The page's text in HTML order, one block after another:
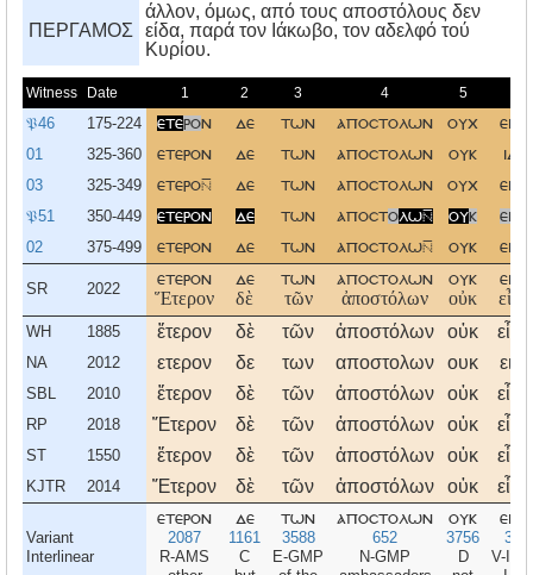
ΠΕΡΓΑΜΟΣ
άλλον, όμως, από τους αποστόλους δεν
είδα, παρά τον Iάκωβο, τον αδελφό τού
Kυρίου.
Witness Date 1 2 3 4 5
𝔓46 175-224 ετερον δε των αποστολων ουχ
01 325-360 ετερον δε των αποστολων ουκ
03 325-349 ετερο δε των αποστολων ουχ
𝔓51 350-449 ετερον δε των αποστολω ουκ
02 375-499 ετερον δε των αποστολω ουκ
SR 2022
ετερον
Ἕτερον
δε
δὲ
των
τῶν
αποστολων
ἀποστόλων
ουκ
οὐκ
WH 1885 ἕτερον δὲ τῶν ἀποστόλων οὐκ
NA 2012 ετερον δε των αποστολων ουκ
SBL 2010 ἕτερον δὲ τῶν ἀποστόλων οὐκ
RP 2018 Ἕτερον δὲ τῶν ἀποστόλων οὐκ
ST 1550 ἕτερον δὲ τῶν ἀποστόλων οὐκ
KJTR 2014 Ἕτερον δὲ τῶν ἀποστόλων οὐκ
Variant
Interlinear
ετερον
2087
R-AMS
δε
1161
C
των
3588
E-GMP
αποστολων
652
N-GMP
ουκ
3756
D
V-